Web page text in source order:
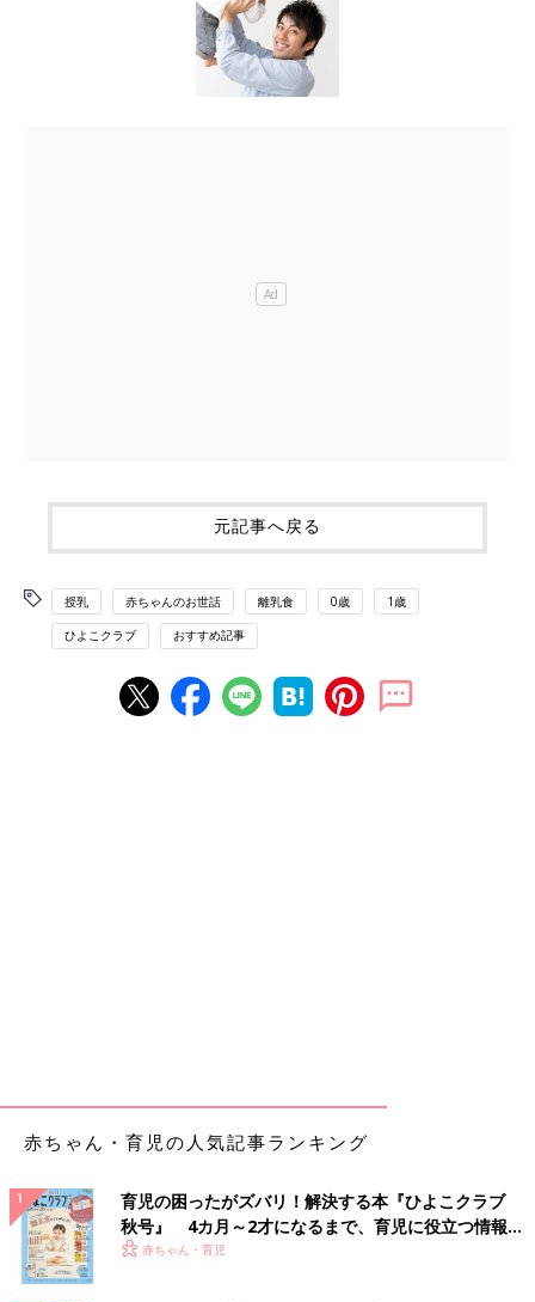
元記事へ戻る
授乳 赤ちゃんのお世話 離乳食 0歳 1歳
ひよこクラブ おすすめ記事
赤ちゃん・育児の人気記事ランキング
育児の困ったがズバリ！解決する本『ひよこクラブ
秋号』 4カ月～2才になるまで、育児に役立つ情報が
いっぱい！
赤ちゃん・育児